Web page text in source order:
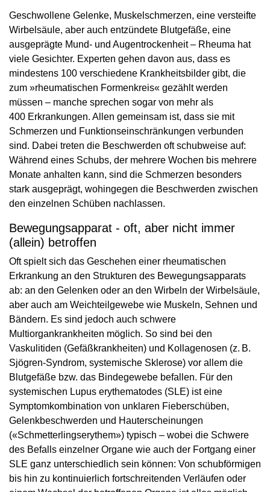
Geschwollene Gelenke, Muskelschmerzen, eine versteifte
Wirbelsäule, aber auch entzündete Blutgefäße, eine
ausgeprägte Mund- und Augentrockenheit – Rheuma hat
viele Gesichter. Experten gehen davon aus, dass es
mindestens 100 verschiedene Krankheitsbilder gibt, die
zum »rheumatischen Formenkreis« gezählt werden
müssen – manche sprechen sogar von mehr als
400 Erkrankungen. Allen gemeinsam ist, dass sie mit
Schmerzen und Funktionseinschränkungen verbunden
sind. Dabei treten die Beschwerden oft schubweise auf:
Während eines Schubs, der mehrere Wochen bis mehrere
Monate anhalten kann, sind die Schmerzen besonders
stark ausgeprägt, wohingegen die Beschwerden zwischen
den einzelnen Schüben nachlassen.
Bewegungsapparat - oft, aber nicht immer
(allein) betroffen
Oft spielt sich das Geschehen einer rheumatischen
Erkrankung an den Strukturen des Bewegungsapparats
ab: an den Gelenken oder an den Wirbeln der Wirbelsäule,
aber auch am Weichteilgewebe wie Muskeln, Sehnen und
Bändern. Es sind jedoch auch schwere
Multiorgankrankheiten möglich. So sind bei den
Vaskulitiden (Gefäßkrankheiten) und Kollagenosen (z. B.
Sjögren-Syndrom, systemische Sklerose) vor allem die
Blutgefäße bzw. das Bindegewebe befallen. Für den
systemischen Lupus erythematodes (SLE) ist eine
Symptomkombination von unklaren Fieberschüben,
Gelenkbeschwerden und Hauterscheinungen
(«Schmetterlingserythem») typisch – wobei die Schwere
des Befalls einzelner Organe wie auch der Fortgang einer
SLE ganz unterschiedlich sein können: Von schubförmigen
bis hin zu kontinuierlich fortschreitenden Verläufen oder